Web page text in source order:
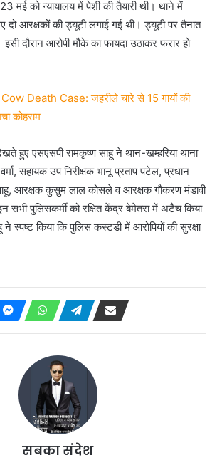
मई को न्यायालय में पेशी की तैयारी थी। थाने में
दो आरक्षकों की ड्यूटी लगाई गई थी। ड्यूटी पर तैनात
दौरान आरोपी मौके का फायदा उठाकर फरार हो
Death Case: जहरीले चारे से 15 गायों की
कोहराम
हुए एसएसपी रामकृष्ण साहू ने थान-खम्हरिया थाना
सहायक उप निरीक्षक भानू प्रताप पटेल, प्रधान
आरक्षक कुसुम लाल कोसले व आरक्षक गौकरण मंडावी
सभी पुलिसकर्मी को रक्षित केंद्र बेमेतरा में अटैच किया
स्पष्ट किया कि पुलिस कस्टडी में आरोपियों की सुरक्षा
सबका संदेश